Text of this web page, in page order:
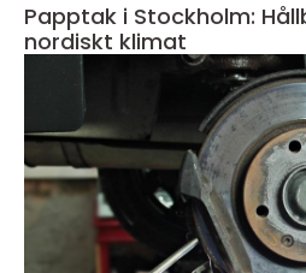
Papptak i Stockholm:
nordiskt klimat